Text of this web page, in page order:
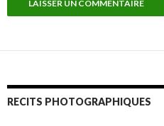
RECITS PHOTOGRAPHIQUES